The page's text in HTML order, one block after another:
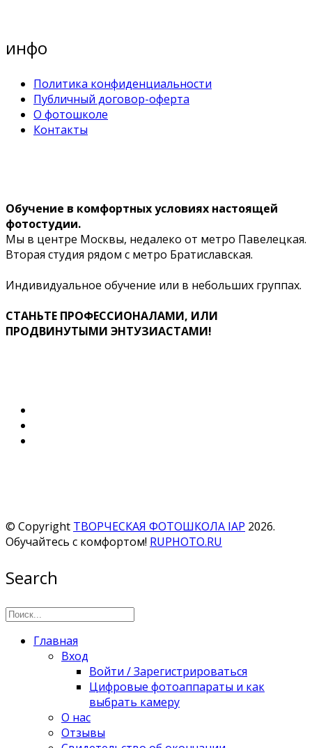
инфо
Политика конфиденциальности
Публичный договор-оферта
О фотошколе
Контакты
Обучение в комфортных условиях настоящей
фотостудии.
Мы в центре Москвы, недалеко от метро Павелецкая.
Вторая студия рядом с метро Братиславская.
Индивидуальное обучение или в небольших группах.
СТАНЬТЕ ПРОФЕССИОНАЛАМИ, ИЛИ
ПРОДВИНУТЫМИ ЭНТУЗИАСТАМИ!
© Copyright ТВОРЧЕСКАЯ ФОТОШКОЛА IAP 2026.
Обучайтесь с комфортом! RUPHOTO.RU
Search
Главная
Вход
Войти / Зарегистрироваться
Цифровые фотоаппараты и как
выбрать камеру
О нас
Отзывы